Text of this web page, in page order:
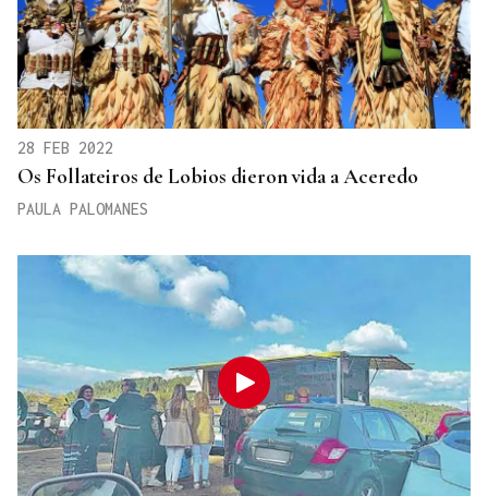
28 FEB 2022
Os Follateiros de Lobios dieron vida a Aceredo
PAULA PALOMANES